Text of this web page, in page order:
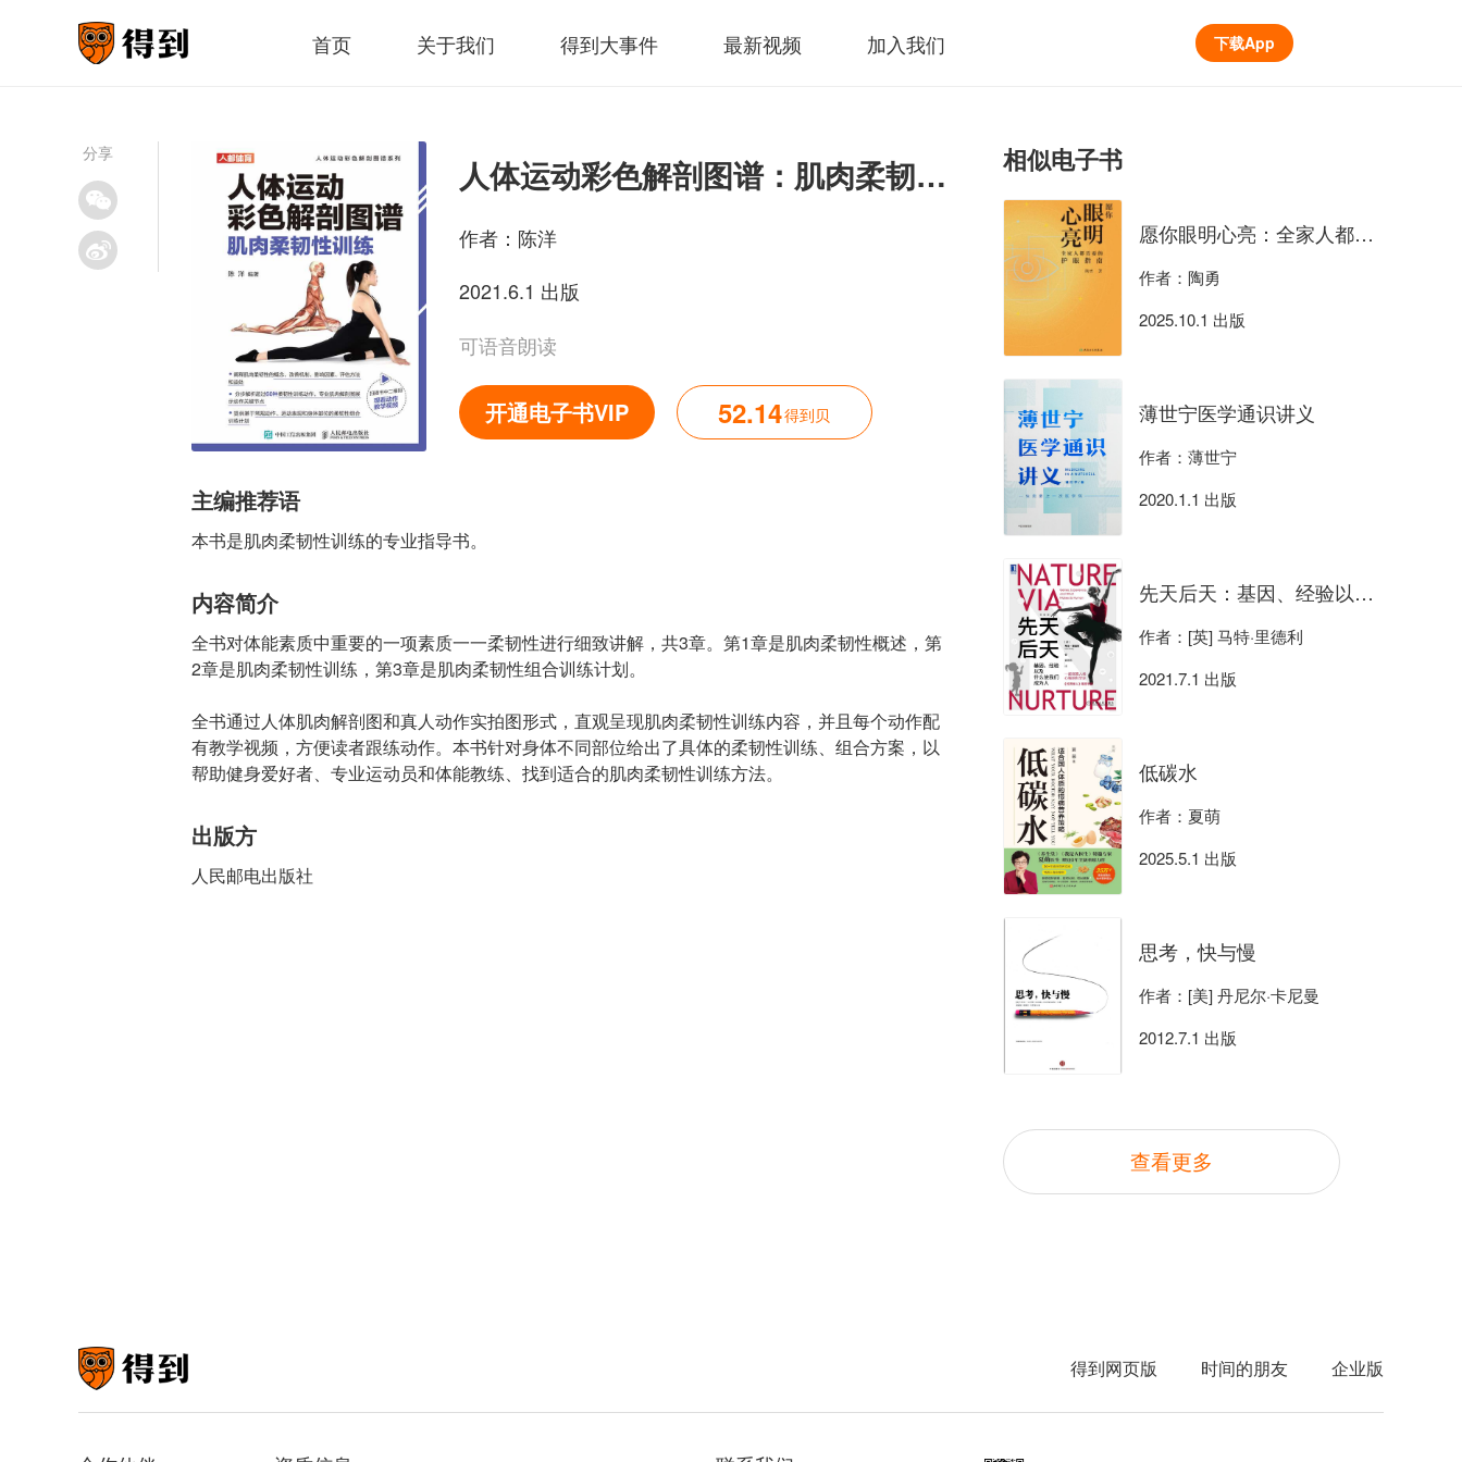
首页 关于我们 得到大事件 最新视频 加入我们 下载App
分享
人体运动彩色解剖图谱：肌肉柔韧性训练
作者： 陈洋
2021.6.1 出版
可语音朗读
开通电子书VIP 52.14得到贝
主编推荐语
本书是肌肉柔韧性训练的专业指导书。
内容简介
全书对体能素质中重要的一项素质一一柔韧性进行细致讲解，共3章。第1章是肌肉柔韧性概述，第
2章是肌肉柔韧性训练，第3章是肌肉柔韧性组合训练计划。
全书通过人体肌肉解剖图和真人动作实拍图形式，直观呈现肌肉柔韧性训练内容，并且每个动作配
有教学视频，方便读者跟练动作。本书针对身体不同部位给出了具体的柔韧性训练、组合方案，以
帮助健身爱好者、专业运动员和体能教练、找到适合的肌肉柔韧性训练方法。
出版方
人民邮电出版社
相似电子书
愿你眼明心亮：全家人都需要的护眼指南
作者：陶勇
2025.10.1 出版
薄世宁医学通识讲义
作者：薄世宁
2020.1.1 出版
先天后天：基因、经验以及什么使我们成为人
作者：[英] 马特·里德利
2021.7.1 出版
低碳水
作者：夏萌
2025.5.1 出版
思考，快与慢
作者：[美] 丹尼尔·卡尼曼
2012.7.1 出版
查看更多
得到网页版 时间的朋友 企业版